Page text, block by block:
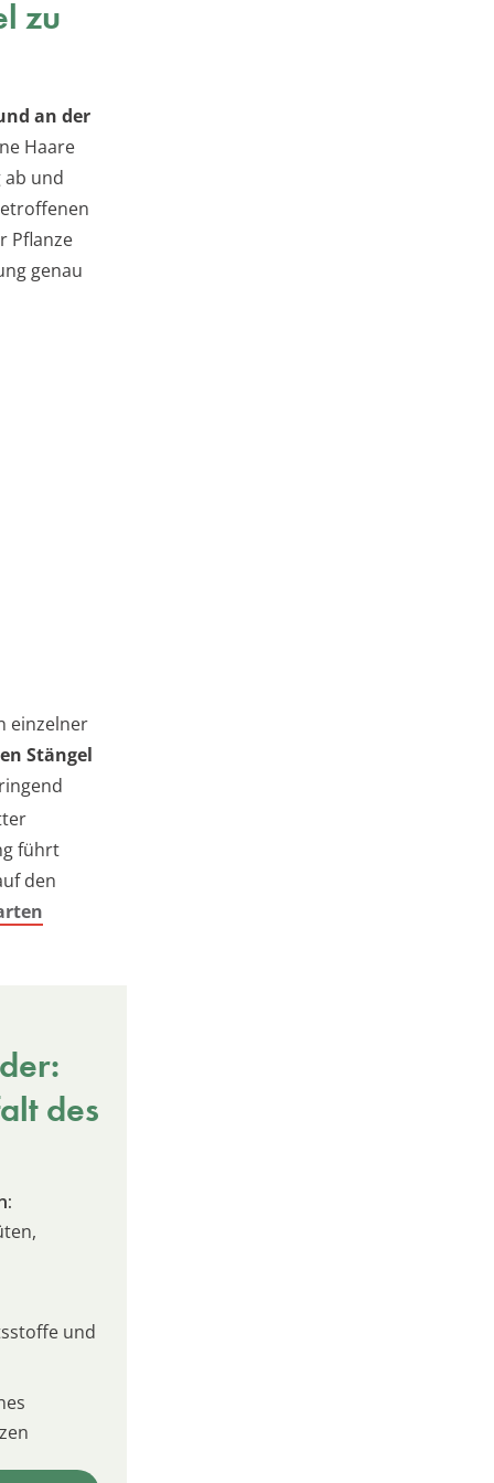
zu
an der
Haare
ab und
Pflanze
genau
einzelner
Stängel
führt
den
des
und